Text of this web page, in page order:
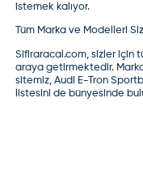
istemek kalıyor.
Tüm Marka ve Modelleri
Sifiraracal.com, sizler için
araya getirmektedir.
sitemiz,Audi E-Tron
listesini de bünyesinde